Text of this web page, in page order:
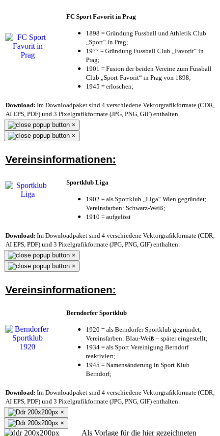
FC Sport Favorit in Prag
1898 = Gründung Fussball und Athletik Club
„Sport“ in Prag;
19?? = Gründung Fussball Club „Favorit“ in
Prag;
1901 = Fusion der beiden Vereine zum Fussball
Club „Sport-Favorit“ in Prag von 1898;
1945 = erloschen;
Download: Im Downloadpaket sind 4 verschiedene Vektorgrafikformate (CDR,
AI EPS, PDF) und 3 Pixelgrafikformate (JPG, PNG, GIF) enthalten.
×
×
Vereinsinformationen:
Sportklub Liga
1902 = als Sportklub „Liga“ Wien gegründet;
Vereinsfarben: Schwarz-Weiß;
1910 = aufgelöst
Download: Im Downloadpaket sind 4 verschiedene Vektorgrafikformate (CDR,
AI EPS, PDF) und 3 Pixelgrafikformate (JPG, PNG, GIF) enthalten.
×
×
Vereinsinformationen:
Berndorfer Sportklub
1920 = als Berndorfer Sportklub gegründet;
Vereinsfarben: Blau-Weiß – später eingestellt;
1934 = als Sport Vereinigung Berndorf
reaktiviert;
1945 = Namensänderung in Sport Klub
Berndorf;
Download: Im Downloadpaket sind 4 verschiedene Vektorgrafikformate (CDR,
AI EPS, PDF) und 3 Pixelgrafikformate (JPG, PNG, GIF) enthalten.
×
×
Als Vorlage für die hier gezeichneten